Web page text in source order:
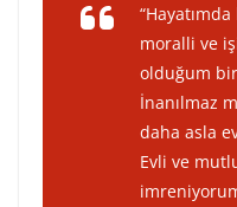
moralli ve
olduğum
İnanılmaz
daha asla
Evli ve